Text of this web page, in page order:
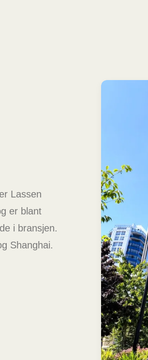
Lassen
er blant
i bransjen.
Shanghai.